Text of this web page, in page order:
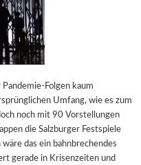
Folgen kaum
Umfang, wie es zum
noch mit 90 Vorstellungen
die Salzburger Festspiele
das ein bahnbrechendes
gerade in Krisenzeiten und